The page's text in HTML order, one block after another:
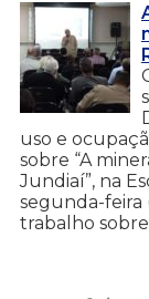
uso e
sobre “A
Jundiaí”, na
segunda-feira
trabalho